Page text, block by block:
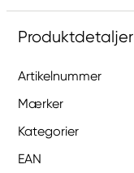
Produktdetaljer
Artikelnummer
Mærker
Kategorier
EAN